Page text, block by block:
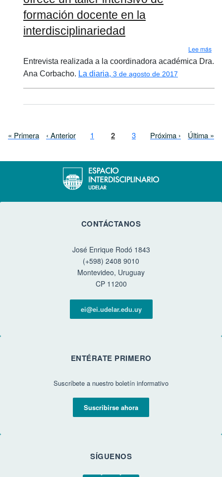
formación docente en la
interdisciplinariedad
Lee más
Entrevista realizada a la coordinadora académica Dra.
Ana Corbacho. La diaria, 3 de agosto de 2017
Paginación
Primera página
« Primera Página anterior
‹ Anterior Page
1 Página actual
2 Page
3 Siguiente página
Próxima › Última
Última »
CONTÁCTANOS
José Enrique Rodó 1843
(+598) 2408 9010
Montevideo, Uruguay
CP 11200
ei@ei.udelar.edu.uy
ENTÉRATE PRIMERO
Suscríbete a nuestro boletín informativo
Suscribirse ahora
SÍGUENOS